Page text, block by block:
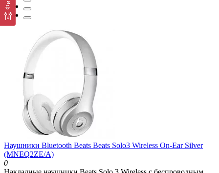
Наушники Bluetooth Beats Beats Solo3 Wireless On-Ear Silver
(MNEQ2ZE/A)
0